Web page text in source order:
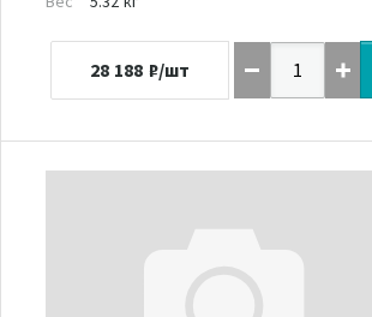
28 188 ₽/шт